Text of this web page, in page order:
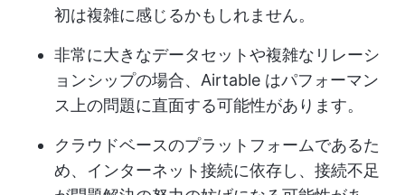
初は複雑に感じるかもしれません。
非常に大きなデータセットや複雑なリレーシ
ョンシップの場合、Airtable はパフォーマン
ス上の問題に直面する可能性があります。
クラウドベースのプラットフォームであるた
め、インターネット接続に依存し、接続不足